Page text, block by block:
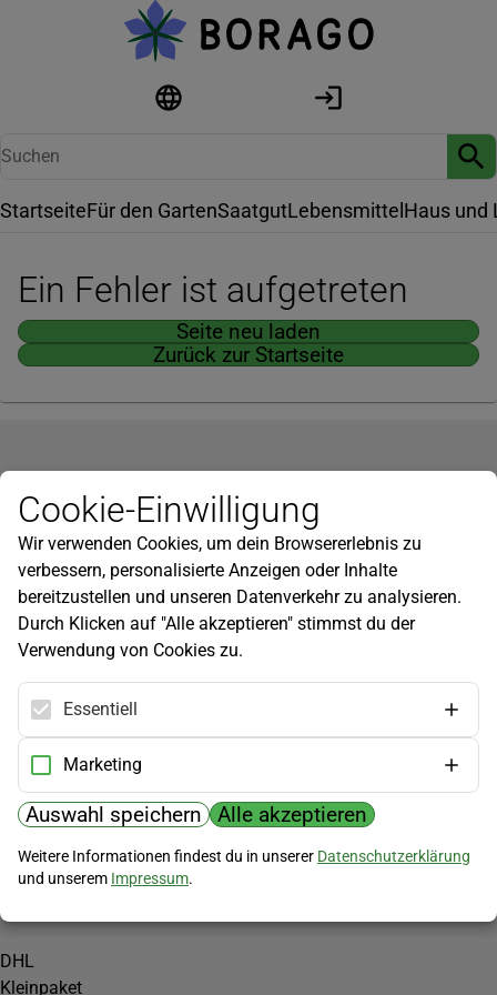
StartseiteFür den GartenSaatgutLebensmittel Haus und
Ein Fehler ist aufgetreten
Seite neu laden
Zurück zur Startseite
Newsletter
Infos zu neuen Produkten, Gartentipps und mehr findest du in
unserem Newsletter!
Jetzt anmelden
Hilfe
Kundenservice
Widerrufsbelehrung
Versandkosten
Zahlungsmöglichkeiten
PayPal
Vorkasse
Versand
DHL
Kleinpaket
Cookie-Einwilligung
Wir verwenden Cookies, um dein Browsererlebnis zu
verbessern, personalisierte Anzeigen oder Inhalte
bereitzustellen und unseren Datenverkehr zu analysieren.
Durch Klicken auf "Alle akzeptieren" stimmst du der
Verwendung von Cookies zu.
Essentiell
Marketing
Auswahl speichern Alle akzeptieren
Weitere Informationen findest du in unserer Datenschutzerklärung
und unserem Impressum.